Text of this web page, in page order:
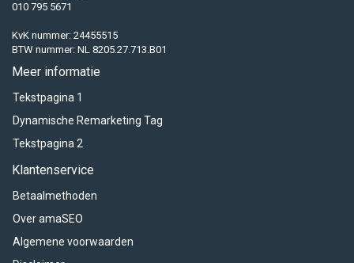
010 795 5671
KvK nummer: 24455515
BTW nummer: NL 8205.27.713.B01
Meer informatie
Tekstpagina 1
Dynamische Remarketing Tag
Tekstpagina 2
Klantenservice
Betaalmethoden
Over amaSEO
Algemene voorwaarden